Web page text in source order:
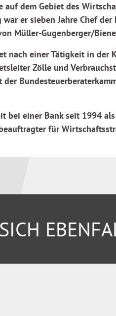
nötige
aus ihrer
auch in der
für
auf dem Gebiet des
er sieben Jahre Chef
Müller-Gugenberger/
nach einer Tätigkeit in
Zölle und
bei einer Bank seit 1994
für